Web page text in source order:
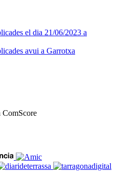
el dia 21/06/2023 a
avui a Garrotxa